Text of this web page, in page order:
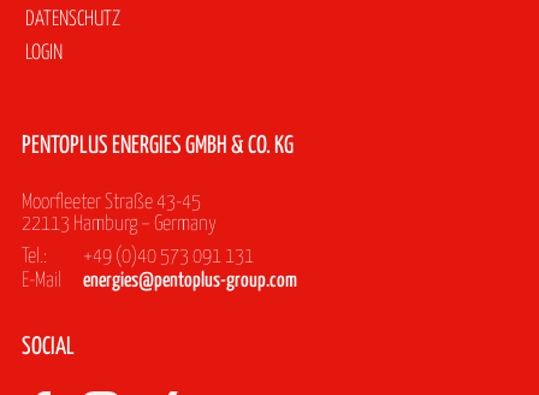
DATENSCHUTZ
LOGIN
PENTOPLUS ENERGIES GMBH & CO. KG
Moorfleeter Straße 43-45
22113 Hamburg – Germany
Tel.:
+49 (0)40 573 091 131
E-Mail
energies@pentoplus-group.com
SOCIAL